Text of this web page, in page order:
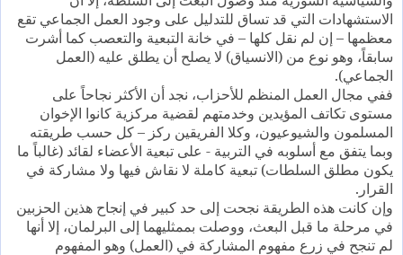
الاستشهادات التي قد تساق للتدليل على وجود العمل الجماعي تقع
معظمها – إن لم نقل كلها – في خانة التبعية والتعصب كما أشرت
سابقاً، وهو نوع من (الانسياق) لا يصلح أن يطلق عليه (العمل
الجماعي).
ففي مجال العمل المنظم للأحزاب، نجد أن الأكثر نجاحاً على
مستوى تكاتف المؤيدين وخدمتهم لقضية مركزية كانوا الإخوان
المسلمون والشيوعيون، وكلا الفريقين ركز – كل حسب طريقته
وبما يتفق مع أسلوبه في التربية - على تبعية الأعضاء لقائد (غالباً ما
يكون مطلق السلطات) تبعية كاملة لا نقاش فيها ولا مشاركة في
القرار.
وإن كانت هذه الطريقة نجحت إلى حد كبير في إنجاح هذين الحزبين
في مرحلة ما قبل البعث، ووصلت بممثليهما إلى البرلمان، إلا أنها
لم تنجح في زرع مفهوم المشاركة في (العمل) وهو المفهوم